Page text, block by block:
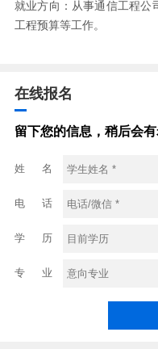
就业方向：从事通信工程公
工程预算等工作。
在线报名
留下您的信息，稍后会
姓 名
电 话
学 历
专 业